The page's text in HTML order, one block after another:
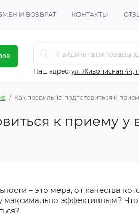
И ВОЗВРАТ КОНТАКТЫ
Наш адрес: ул. Живописная 44,
Как правильно подготовиться к
к приему у
– это мера, от качества
максимально эффективным?